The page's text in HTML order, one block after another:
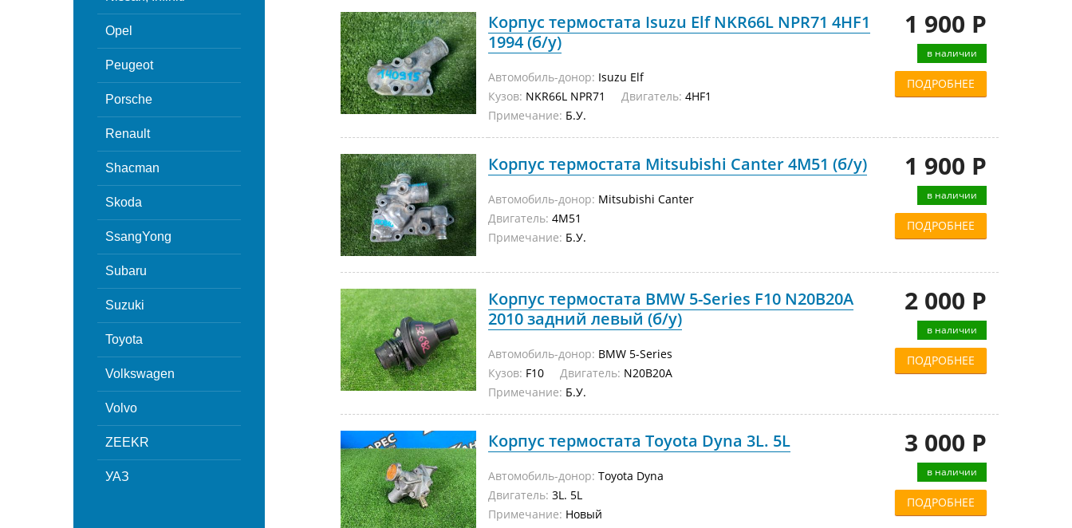
Opel
Peugeot
Porsche
Renault
Shacman
Skoda
SsangYong
Subaru
Suzuki
Toyota
Volkswagen
Volvo
ZEEKR
УАЗ
Корпус термостата Isuzu Elf NKR66L NPR71 4HF1
1994 (б/у)
Автомобиль-донор: Isuzu Elf
Кузов: NKR66L NPR71 Двигатель: 4HF1
Примечание: Б.У.
1 900 Р
в наличии
ПОДРОБНЕЕ
Корпус термостата Mitsubishi Canter 4M51 (б/у)
Автомобиль-донор: Mitsubishi Canter
Двигатель: 4M51
Примечание: Б.У.
1 900 Р
в наличии
ПОДРОБНЕЕ
Корпус термостата BMW 5-Series F10 N20B20A
2010 задний левый (б/у)
Автомобиль-донор: BMW 5-Series
Кузов: F10 Двигатель: N20B20A
Примечание: Б.У.
2 000 Р
в наличии
ПОДРОБНЕЕ
Корпус термостата Toyota Dyna 3L. 5L
Автомобиль-донор: Toyota Dyna
Двигатель: 3L. 5L
Примечание: Новый
3 000 Р
в наличии
ПОДРОБНЕЕ